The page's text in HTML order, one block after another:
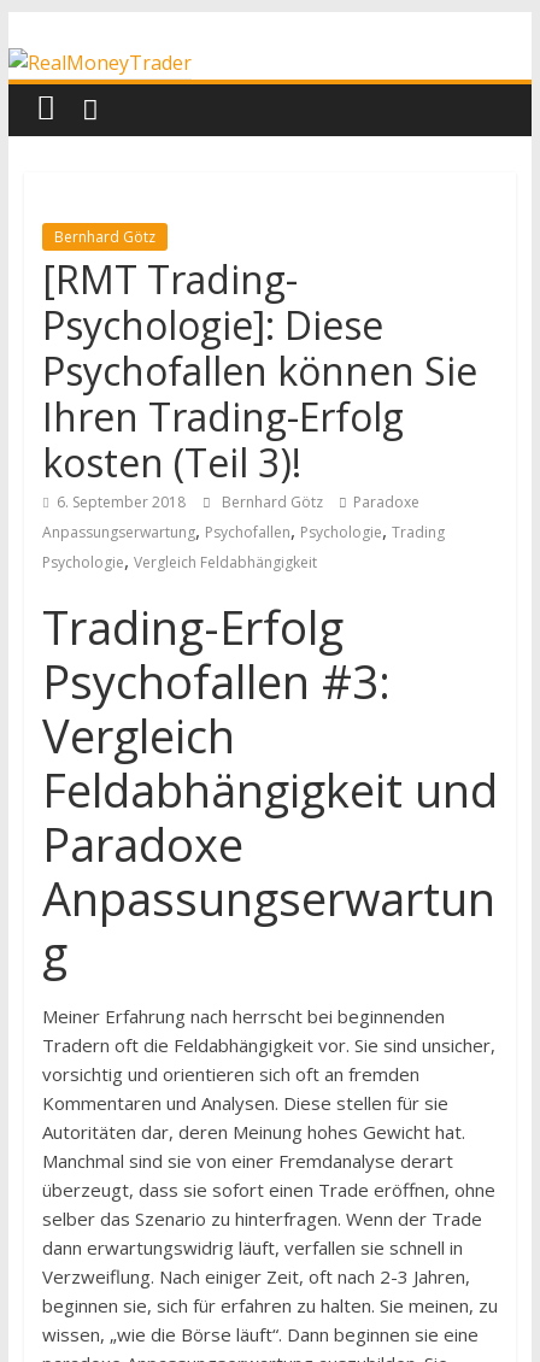
Inhalt
springen
RealMoneyTrader
Echtgeld-
Trading
Bernhard Götz
[RMT Trading-
Psychologie]: Diese
Psychofallen können Sie
Ihren Trading-Erfolg
kosten (Teil 3)!
6. September 2018 Bernhard Götz
Paradoxe
Anpassungserwartung, Psychofallen, Psychologie, Trading
Psychologie, Vergleich Feldabhängigkeit
Trading-Erfolg
Psychofallen #3:
Vergleich
Feldabhängigkeit und
Paradoxe
Anpassungserwartun
g
Meiner Erfahrung nach herrscht bei beginnenden
Tradern oft die Feldabhängigkeit vor. Sie sind unsicher,
vorsichtig und orientieren sich oft an fremden
Kommentaren und Analysen. Diese stellen für sie
Autoritäten dar, deren Meinung hohes Gewicht hat.
Manchmal sind sie von einer Fremdanalyse derart
überzeugt, dass sie sofort einen Trade eröffnen, ohne
selber das Szenario zu hinterfragen. Wenn der Trade
dann erwartungswidrig läuft, verfallen sie schnell in
Verzweiflung. Nach einiger Zeit, oft nach 2-3 Jahren,
beginnen sie, sich für erfahren zu halten. Sie meinen, zu
wissen, „wie die Börse läuft“. Dann beginnen sie eine